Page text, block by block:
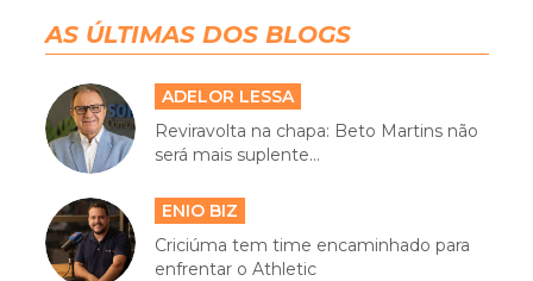
AS ÚLTIMAS DOS BLOGS
ADELOR LESSA
Reviravolta na chapa: Beto Martins não
será mais suplente...
ENIO BIZ
Criciúma tem time encaminhado para
enfrentar o Athletic